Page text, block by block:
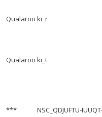
Qualaroo ki_r
Qualaroo ki_t
*** NSC_QDJUFTU-